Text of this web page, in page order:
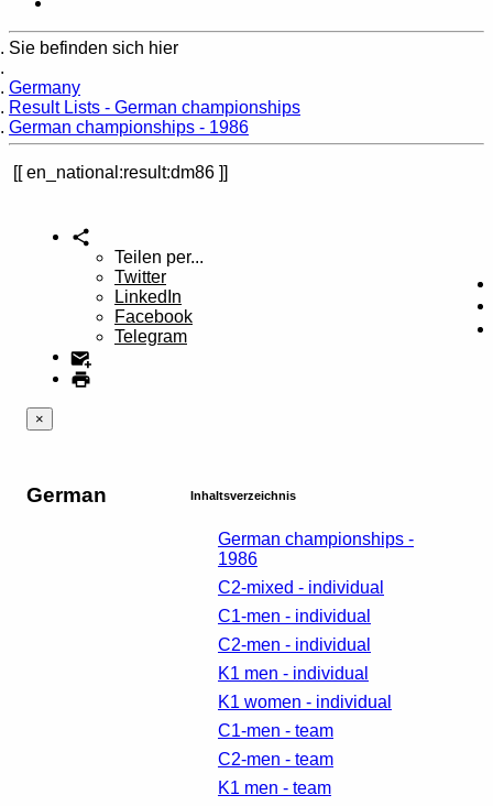
Sie befinden sich hier
Germany
Result Lists - German championships
German championships - 1986
en_national:result:dm86
Teilen per...
Twitter
LinkedIn
Facebook
Telegram
×
Inhaltsverzeichnis
German championships -
1986
C2-mixed - individual
C1-men - individual
C2-men - individual
K1 men - individual
K1 women - individual
C1-men - team
C2-men - team
K1 men - team
German